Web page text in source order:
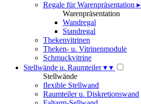
Regale für Warenpräsentation ▸
Warenpräsentation
Wandregal
Standregal
Thekenvitrinen
Theken- u. Vitrinenmodule
Schmuckvitrine
Stellwände u. Raumteiler▾ ▾
Stellwände
flexible Stellwand
Raumteiler u. Diskretionswand